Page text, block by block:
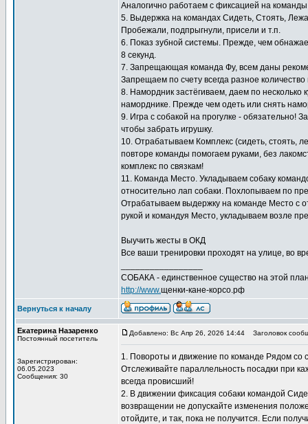
Аналогично работаем с фиксацией на
5. Выдержка на командах Сидеть, Стоять,
Пробежали, подпрыгнули, присели и т.п.
6. Показ зубной системы. Прежде, чем
8 секунд.
7. Запрещающая команда Фу, всем даны
Запрещаем по счету всегда разное
8. Намордник застёгиваем, даем по несколько
наморднике. Прежде чем одеть или снять
9. Игра с собакой на прогулке - обязательно!
чтобы забрать игрушку.
10. Отрабатываем Комплекс (сидеть, стоять,
повторе команды помогаем руками, без
комплекс по связкам!
11. Команда Место. Укладываем собаку
относительно лап собаки. Похлопываем по
Отрабатываем выдержку на команде Место с
рукой и командуя Место, укладываем возле
Выучить жесты в ОКД
Все ваши тренировки проходят на улице, во
СОБАКА - единственное существо на этой
http://www.щенки-кане-корсо.рф
Вернуться к началу
Екатерина Назаренко
Постоянный посетитель
Зарегистрирован:
06.05.2023
Сообщения: 30
Добавлено: Вс Апр 26, 2026 14:44 Заголовок
1. Повороты и движение по команде Рядом со
Отслеживайте параллельность посадки при
всегда провисший!
2. В движении фиксация собаки командой
возвращении не допускайте изменения
отойдите, и так, пока не получится. Если